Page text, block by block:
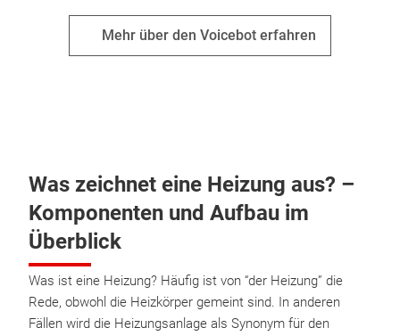
Mehr über den Voicebot erfahren
Was zeichnet eine Heizung aus? –
Komponenten und Aufbau im
Überblick
Was ist eine Heizung? Häufig ist von “der Heizung” die
Rede, obwohl die Heizkörper gemeint sind. In anderen
Fällen wird die Heizungsanlage als Synonym für den